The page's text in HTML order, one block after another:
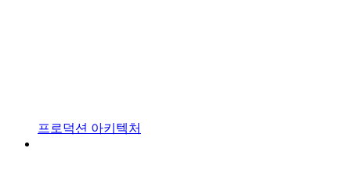
프로덕션 아키텍처